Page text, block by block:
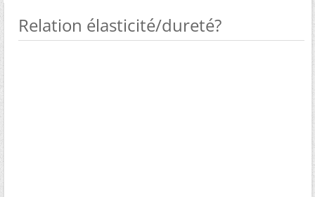
Relation élasticité/dureté?